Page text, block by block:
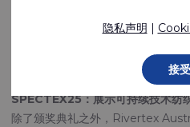
间举办的盛大卓越奖晚宴上公布。
SPECTEX25：展示可持续技术纺
除了颁奖典礼之外，Rivertex
隐私声明 |
接受